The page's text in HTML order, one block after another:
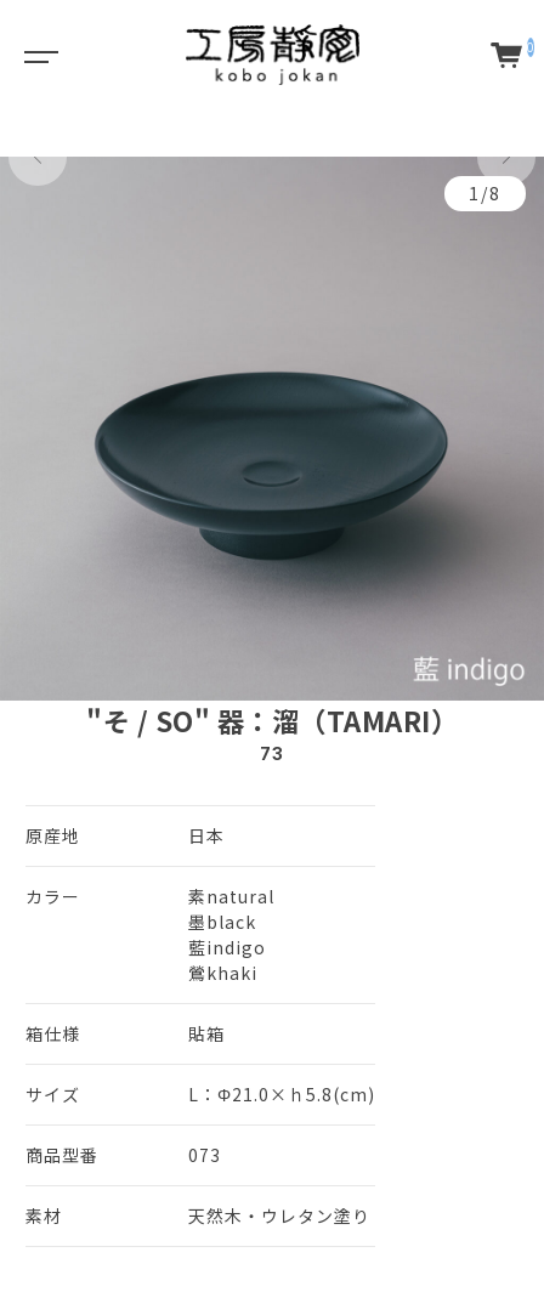
0
1/8
"そ / SO" 器：溜（TAMARI）
73
原産地 日本
カラー
素natural
墨black
藍indigo
鶯khaki
箱仕様 貼箱
サイズ L：Φ21.0×ｈ5.8(cm)
商品型番 073
素材 天然木・ウレタン塗り